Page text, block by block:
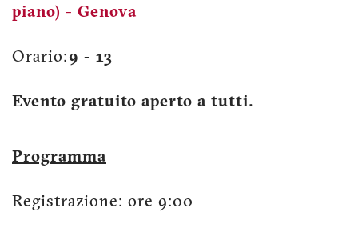
piano) - Genova
Orario: 9 - 13
Evento gratuito aperto a tutti.
Programma
Registrazione: ore 9:00